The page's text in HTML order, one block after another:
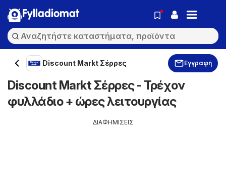
Fylladiomat
Discount Markt Σέρρες Εγγραφή
Discount Markt Σέρρες - Τρέχον
φυλλάδιο + ώρες λειτουργίας
ΔΙΑΦΗΜΙΣΕΙΣ